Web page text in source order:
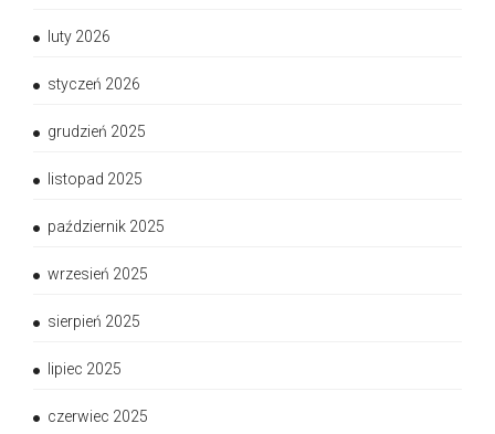
luty 2026
styczeń 2026
grudzień 2025
listopad 2025
październik 2025
wrzesień 2025
sierpień 2025
lipiec 2025
czerwiec 2025